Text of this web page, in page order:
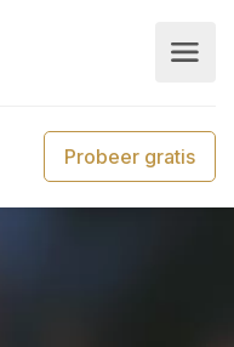
Probeer gratis